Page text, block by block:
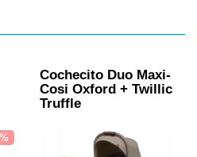
Cochecito Duo Maxi-
Cosi Oxford + Twillic
Truffle